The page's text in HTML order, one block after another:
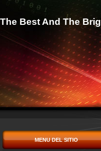
The Best And The
MENU DEL SITIO